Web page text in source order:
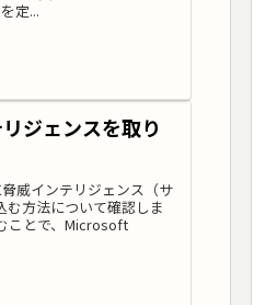
定...
ジェンスを取り
威インテリジェンス（サ
方法について確認しま
ことで、Microsoft